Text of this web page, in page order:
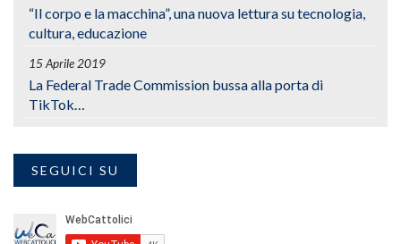
“Il corpo e la macchina”, una nuova lettura su tecnologia,
cultura, educazione
15 Aprile 2019
La Federal Trade Commission bussa alla porta di
TikTok…
SEGUICI SU